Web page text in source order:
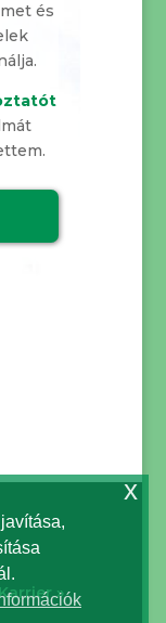
x
és
»